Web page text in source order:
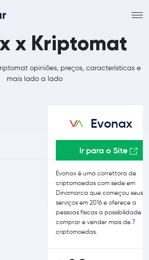
x Kriptomat
opiniões, preços, características e
mais lado a lado
Evonax
Ir para o Site
Evonax é uma correttora de
criptomoedas com sede em
Dinamarca que começou seus
serviços em 2016 e oferece a
pessoas físicas a possibilidade
comprar e vender mais de 7
criptomoedas.